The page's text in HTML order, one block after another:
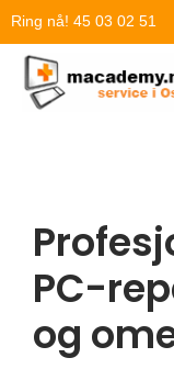
Hopp
innholdet
Ring nå! 45 03 02 51
PC-
og